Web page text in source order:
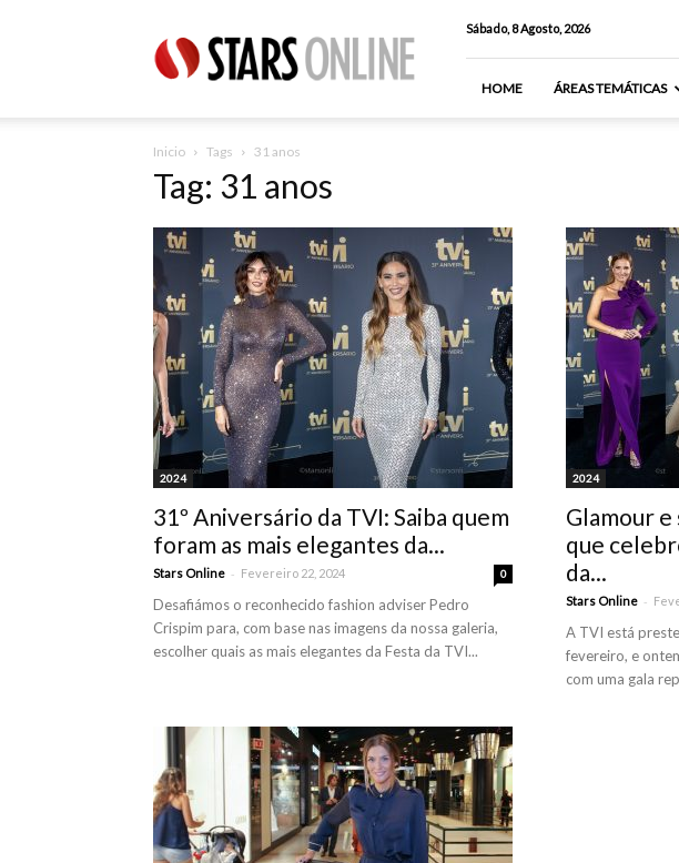
Online
Sábado, 8 Agosto, 2026
HOME ÁREAS TEMÁTICAS
Inicio Tags 31 anos
Tag: 31 anos
2024
31º Aniversário da TVI: Saiba quem
foram as mais elegantes da...
Stars Online - Fevereiro 22, 2024 0
Desafiámos o reconhecido fashion adviser Pedro
Crispim para, com base nas imagens da nossa galeria,
escolher quais as mais elegantes da Festa da TVI...
2024
Glamour
que
da...
Stars Online -
A TVI está
fevereiro, e
com uma gala